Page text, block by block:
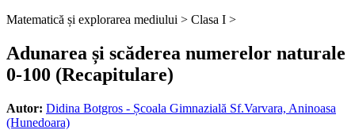
Matematică și explorarea mediului > Clasa I >
Adunarea și scăderea numerelor naturale
0-100 (Recapitulare)
Autor: Didina Botgros - Școala Gimnazială Sf.Varvara, Aninoasa
(Hunedoara)